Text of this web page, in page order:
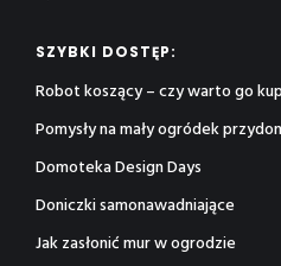
SZYBKI DOSTĘP:
Robot koszący – czy warto go
Pomysły na mały ogródek
Domoteka Design Days
Doniczki samonawadniające
Jak zasłonić mur w ogrodzie